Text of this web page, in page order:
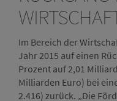
Im Bereich der
Jahr 2015 auf einen
Prozent auf 2,01
Milliarden Euro) bei
2.416) zurück. „Die